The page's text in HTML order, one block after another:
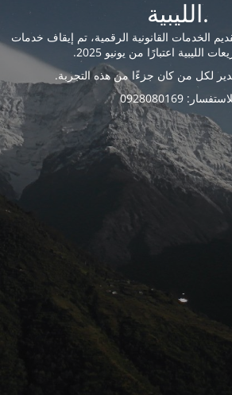
الليبية.
الخدمات القانونية الرقمية، تم إيقاف خدمات
الليبية اعتبارًا من يونيو 2025.
لكل من كان جزءًا من هذه التجربة.
0928080169